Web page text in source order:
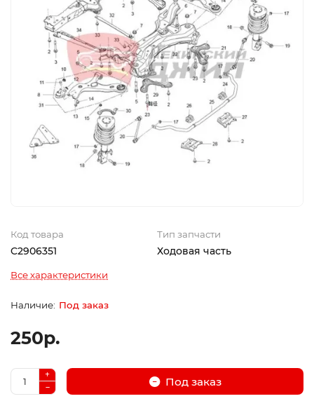
Код товара
C2906351
Тип запчасти
Ходовая часть
Все характеристики
Под заказ
250р.
Под заказ